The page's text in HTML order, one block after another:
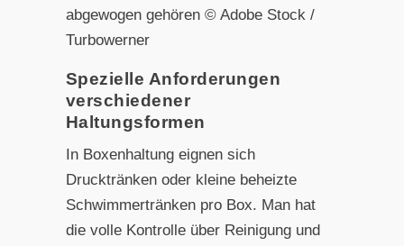
abgewogen gehören © Adobe Stock /
Turbowerner
Spezielle Anforderungen
verschiedener
Haltungsformen
In Boxenhaltung eignen sich
Drucktränken oder kleine beheizte
Schwimmertränken pro Box. Man hat
die volle Kontrolle über Reinigung und